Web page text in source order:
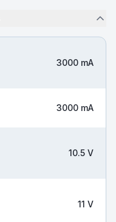
3000 mA
3000 mA
10.5 V
11 V